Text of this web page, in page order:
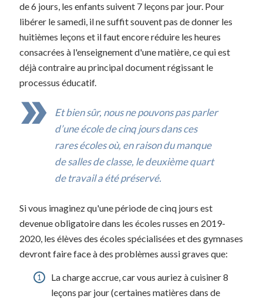
de 6 jours, les enfants suivent 7 leçons par jour. Pour
libérer le samedi, il ne suffit souvent pas de donner les
huitièmes leçons et il faut encore réduire les heures
consacrées à l'enseignement d'une matière, ce qui est
déjà contraire au principal document régissant le
processus éducatif.
Et bien sûr, nous ne pouvons pas parler
d’une école de cinq jours dans ces
rares écoles où, en raison du manque
de salles de classe, le deuxième quart
de travail a été préservé.
Si vous imaginez qu'une période de cinq jours est
devenue obligatoire dans les écoles russes en 2019-
2020, les élèves des écoles spécialisées et des gymnases
devront faire face à des problèmes aussi graves que:
La charge accrue, car vous auriez à cuisiner 8
leçons par jour (certaines matières dans de